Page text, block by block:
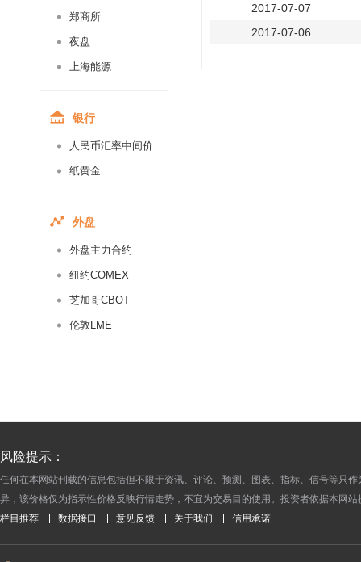
郑商所
夜盘
上海能源
银行
人民币汇率中间价
纸黄金
外盘
外盘主力合约
纽约COMEX
芝加哥CBOT
伦敦LME
2017-07-07
2017-07-06
2017-06-20
2017-06-17
2017-06-16
风险提示：
任何在本网站刊载的信息包括但不限于资讯、评论、预测、图表、指标、信号等只
异，该价格仅为指示性价格反映行情走势，不宜为交易目的使用。投资者依据本网
栏目推荐 数据接口 意见反馈 关于我们 信用承诺